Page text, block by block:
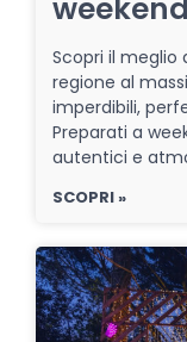
weekend
Scopri il meglio
regione al
imperdibili,
Preparati a
autentici e
SCOPRI »